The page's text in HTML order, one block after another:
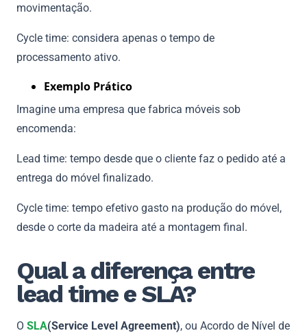
movimentação.
Cycle time: considera apenas o tempo de
processamento ativo.
Exemplo Prático
Imagine uma empresa que fabrica móveis sob
encomenda:
Lead time: tempo desde que o cliente faz o pedido até a
entrega do móvel finalizado.
Cycle time: tempo efetivo gasto na produção do móvel,
desde o corte da madeira até a montagem final.
Qual a diferença entre
lead time e SLA?
O SLA(Service Level Agreement), ou Acordo de Nível de